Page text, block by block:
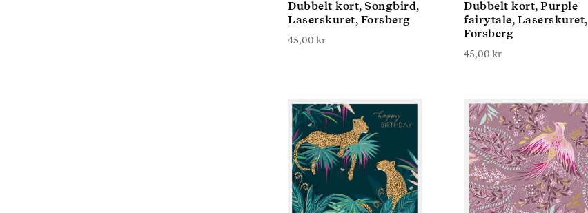
Dubbelt kort, Songbird,
Laserskuret, Forsberg
45,00 kr
Dubbelt kort, Purple
fairytale, Laserskuret,
Forsberg
45,00 kr